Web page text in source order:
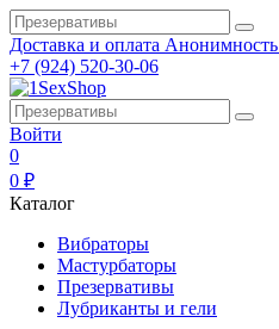
Доставка и оплата Анонимность
+7 (924) 520-30-06
Войти
0
0 ₽
Каталог
Вибраторы
Мастурбаторы
Презервативы
Лубриканты и гели